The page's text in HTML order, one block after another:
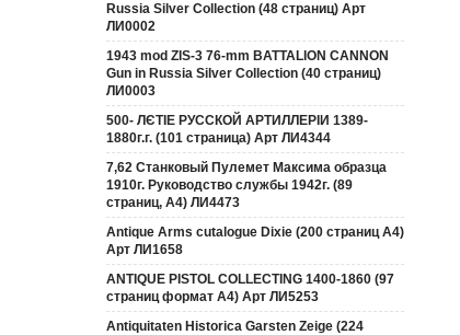
Russia Silver Collection (48 страниц) Арт
ЛИ0002
1943 mod ZIS-3 76-mm BATTALION CANNON
Gun in Russia Silver Collection (40 страниц)
ЛИ0003
500- ЛЄТІЕ РУССКОЙ АРТИЛЛЕРІИ 1389-
1880г.г. (101 страница) Арт ЛИ4344
7,62 Станковый Пулемет Максима образца
1910г. Руководство службы 1942г. (89
страниц, А4) ЛИ4473
Antique Arms cutalogue Dixie (200 страниц А4)
Арт ЛИ1658
ANTIQUE PISTOL COLLECTING 1400-1860 (97
страниц формат А4) Арт ЛИ5253
Antiquitaten Historica Garsten Zeige (224